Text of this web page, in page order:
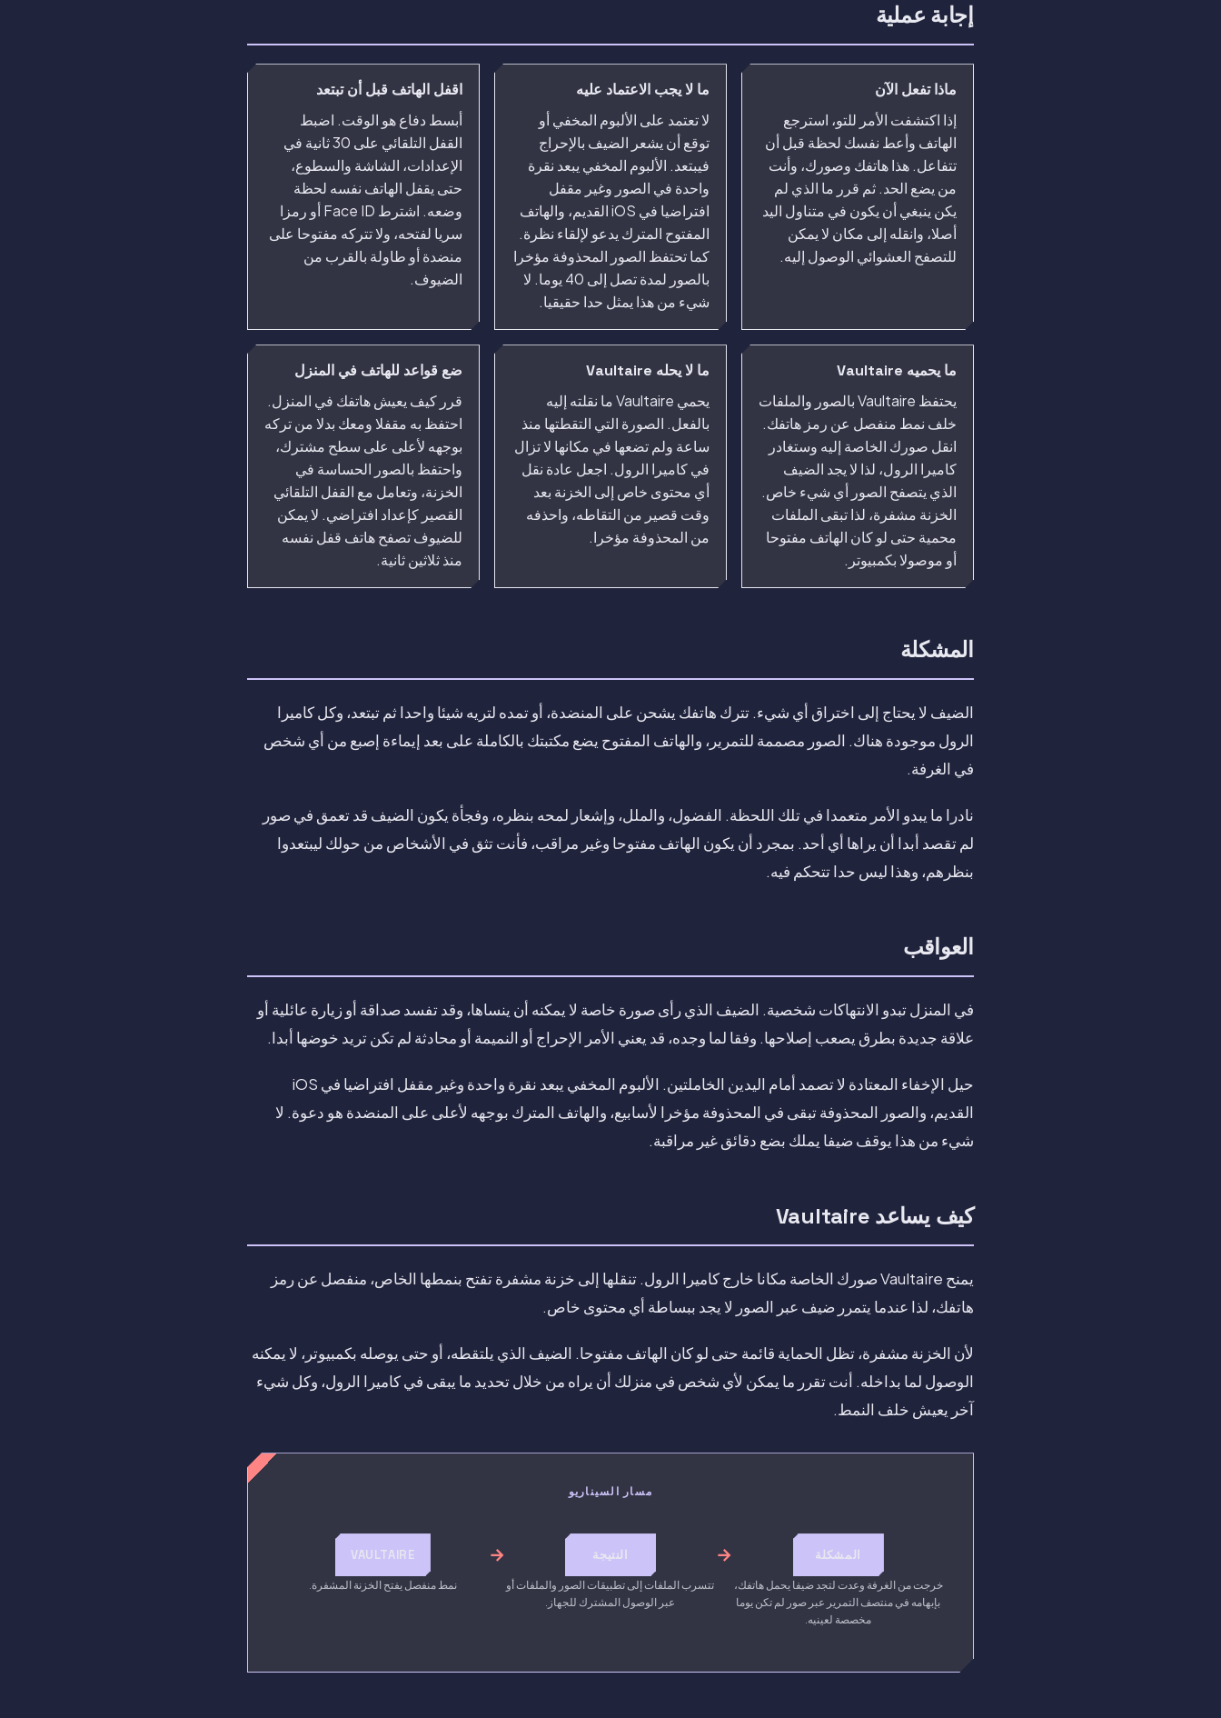
إجابة عملية
ماذا تفعل الآن
إذا اكتشفت الأمر للتو، استرجع
الهاتف وأعط نفسك لحظة قبل أن
تتفاعل. هذا هاتفك وصورك، وأنت
من يضع الحد. ثم قرر ما الذي لم
يكن ينبغي أن يكون في متناول اليد
أصلا، وانقله إلى مكان لا يمكن
للتصفح العشوائي الوصول إليه.
ما لا يجب الاعتماد عليه
لا تعتمد على الألبوم المخفي أو
توقع أن يشعر الضيف بالإحراج
فيبتعد. الألبوم المخفي يبعد نقرة
واحدة في الصور وغير مقفل
افتراضيا في iOS القديم، والهاتف
المفتوح المترك يدعو لإلقاء نظرة.
كما تحتفظ الصور المحذوفة مؤخرا
بالصور لمدة تصل إلى 40 يوما. لا
شيء من هذا يمثل حدا حقيقيا.
اقفل الهاتف قبل أن تبتعد
أبسط دفاع هو الوقت. اضبط
القفل التلقائي على 30 ثانية في
الإعدادات، الشاشة والسطوع،
حتى يقفل الهاتف نفسه لحظة
وضعه. اشترط Face ID أو رمزا
سريا لفتحه، ولا تتركه مفتوحا على
منضدة أو طاولة بالقرب من
الضيوف.
ما يحميه Vaultaire
يحتفظ Vaultaire بالصور والملفات
خلف نمط منفصل عن رمز هاتفك.
انقل صورك الخاصة إليه وستغادر
كاميرا الرول، لذا لا يجد الضيف
الذي يتصفح الصور أي شيء خاص.
الخزنة مشفرة، لذا تبقى الملفات
محمية حتى لو كان الهاتف مفتوحا
أو موصولا بكمبيوتر.
ما لا يحله Vaultaire
يحمي Vaultaire ما نقلته إليه
بالفعل. الصورة التي التقطتها منذ
ساعة ولم تضعها في مكانها لا تزال
في كاميرا الرول. اجعل عادة نقل
أي محتوى خاص إلى الخزنة بعد
وقت قصير من التقاطه، واحذفه
من المحذوفة مؤخرا.
ضع قواعد للهاتف في المنزل
قرر كيف يعيش هاتفك في المنزل.
احتفظ به مقفلا ومعك بدلا من تركه
بوجهه لأعلى على سطح مشترك،
واحتفظ بالصور الحساسة في
الخزنة، وتعامل مع القفل التلقائي
القصير كإعداد افتراضي. لا يمكن
للضيوف تصفح هاتف قفل نفسه
منذ ثلاثين ثانية.
المشكلة
الضيف لا يحتاج إلى اختراق أي شيء. تترك هاتفك يشحن على المنضدة، أو تمده لتريه شيئا واحدا ثم تبتعد، وكل كاميرا
الرول موجودة هناك. الصور مصممة للتمرير، والهاتف المفتوح يضع مكتبتك بالكاملة على بعد إيماءة إصبع من أي شخص
في الغرفة.
نادرا ما يبدو الأمر متعمدا في تلك اللحظة. الفضول، والملل، وإشعار لمحه بنظره، وفجأة يكون الضيف قد تعمق في صور
لم تقصد أبدا أن يراها أي أحد. بمجرد أن يكون الهاتف مفتوحا وغير مراقب، فأنت تثق في الأشخاص من حولك ليبتعدوا
بنظرهم، وهذا ليس حدا تتحكم فيه.
العواقب
في المنزل تبدو الانتهاكات شخصية. الضيف الذي رأى صورة خاصة لا يمكنه أن ينساها، وقد تفسد صداقة أو زيارة عائلية أو
علاقة جديدة بطرق يصعب إصلاحها. وفقا لما وجده، قد يعني الأمر الإحراج أو النميمة أو محادثة لم تكن تريد خوضها أبدا.
حيل الإخفاء المعتادة لا تصمد أمام اليدين الخاملتين. الألبوم المخفي يبعد نقرة واحدة وغير مقفل افتراضيا في iOS
القديم، والصور المحذوفة تبقى في المحذوفة مؤخرا لأسابيع، والهاتف المترك بوجهه لأعلى على المنضدة هو دعوة. لا
شيء من هذا يوقف ضيفا يملك بضع دقائق غير مراقبة.
كيف يساعد Vaultaire
يمنح Vaultaire صورك الخاصة مكانا خارج كاميرا الرول. تنقلها إلى خزنة مشفرة تفتح بنمطها الخاص، منفصل عن رمز
هاتفك، لذا عندما يتمرر ضيف عبر الصور لا يجد ببساطة أي محتوى خاص.
لأن الخزنة مشفرة، تظل الحماية قائمة حتى لو كان الهاتف مفتوحا. الضيف الذي يلتقطه، أو حتى يوصله بكمبيوتر، لا يمكنه
الوصول لما بداخله. أنت تقرر ما يمكن لأي شخص في منزلك أن يراه من خلال تحديد ما يبقى في كاميرا الرول، وكل شيء
آخر يعيش خلف النمط.
مسار السيناريو
المشكلة
خرجت من الغرفة وعدت لتجد ضيفا يحمل هاتفك،
بإبهامه في منتصف التمرير عبر صور لم تكن يوما
مخصصة لعينيه.
→ النتيجة
تتسرب الملفات إلى تطبيقات الصور والملفات أو
عبر الوصول المشترك للجهاز.
→
VAULTAIRE
نمط منفصل يفتح الخزنة المشفرة.